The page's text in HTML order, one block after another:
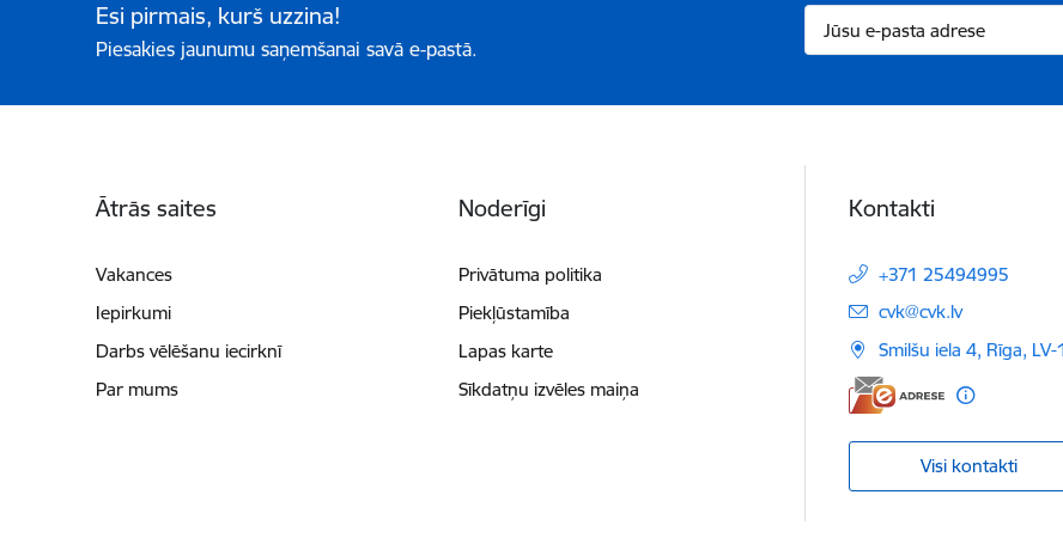
Esi pirmais, kurš uzzina!
Piesakies jaunumu saņemšanai savā e-pastā.
Ātrās saites
Vakances
Iepirkumi
Darbs vēlēšanu iecirknī
Par mums
Noderīgi
Privātuma politika
Piekļūstamība
Lapas karte
Sīkdatņu izvēles maiņa
Kontakti
+371 25494995
E-pasts:
cvk@cvk.lv
Smilšu iela 4, Rīga,
Visi kontakti